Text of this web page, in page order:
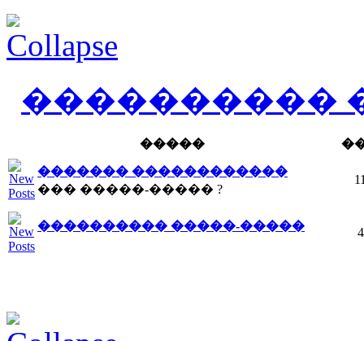
����������
�����
������� ������������
��� �����-����� ?
���������� �����-����� 4